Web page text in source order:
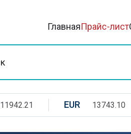
ГлавнаяПрайс-лист
11942.21 EUR 13743.10